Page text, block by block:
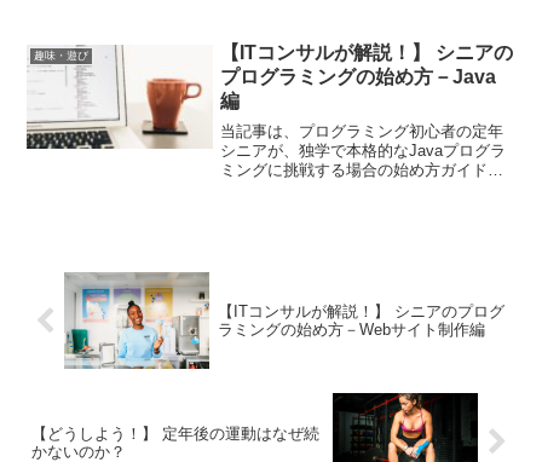
も”YouTuber”。あなたも、今すぐ
YouTuberデビューしませんか？
趣味・遊び
【ITコンサルが解説！】 シニアの
プログラミングの始め方－Java
編
当記事は、プログラミング初心者の定年
シニアが、独学で本格的なJavaプログラ
ミングに挑戦する場合の始め方ガイドに
【ITコンサルが解説！】 シニアのプログ
ラミングの始め方－Webサイト制作編
【どうしよう！】 定年後の運動はなぜ続
かないのか？